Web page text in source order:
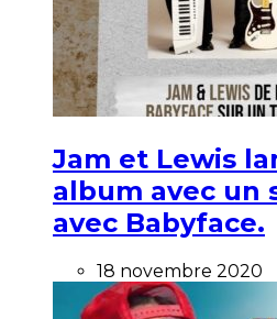
Jam et Lewis
album avec un
avec Babyface.
18 novembre 2020